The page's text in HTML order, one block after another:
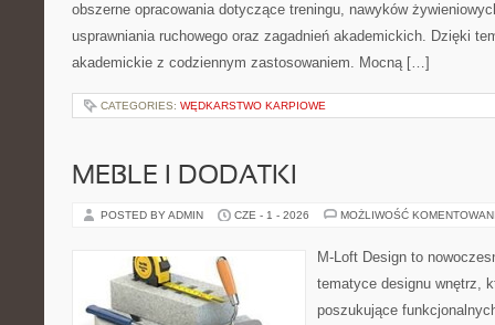
obszerne opracowania dotyczące treningu, nawyków
usprawniania ruchowego oraz zagadnień akademickich. Dzięki
akademickie z codziennym zastosowaniem. Mocną […]
CATEGORIES: WĘDKARSTWO KARPIOWE
MEBLE I DODATKI
POSTED BY ADMIN CZE - 1 - 2026 MOŻLIWOŚĆ
M-Loft Design to
tematyce designu wnętrz,
poszukujące